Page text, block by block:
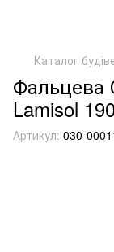
Каталог
Фальцева
Lamisol
Артикул: 030-